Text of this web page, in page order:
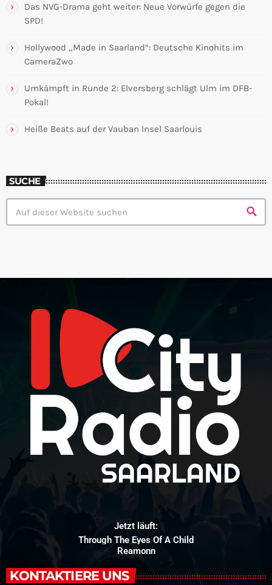
Das NVG-Drama geht weiter: Neue Vorwürfe gegen die
SPD!
Hollywood „Made in Saarland“: Deutsche Kinohits im
CameraZwo
Umkämpft in Runde 2: Elversberg schlägt Ulm im DFB-
Pokal!
Heiße Beats auf der Vauban Insel Saarlouis
SUCHE
search
Jetzt läuft:
Get In Girl
Meghan Trainor
KONTAKTIERE UNS